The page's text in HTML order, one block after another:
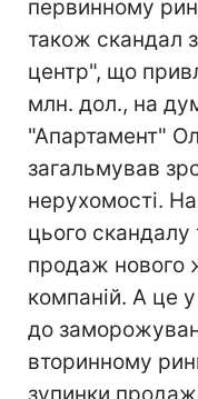
первинному
також скандал
центр", що
млн. дол., на
"Апартамент"
загальмував
нерухомості.
цього
продаж нового
компаній. А це
до
вторинному